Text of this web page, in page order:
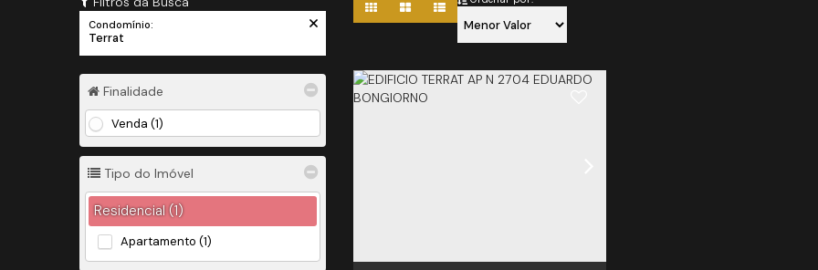
Condomínio:
Terrat
Finalidade
Venda (1)
Tipo do Imóvel
Residencial (1)
Apartamento (1)